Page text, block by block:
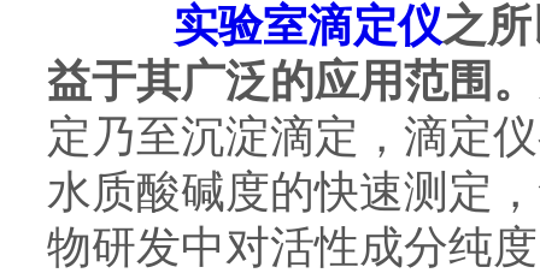
实验室滴定仪之
益于其广泛的应用范围。
定乃至沉淀滴定，滴定
水质酸碱度的快速测定
物研发中对活性成分纯